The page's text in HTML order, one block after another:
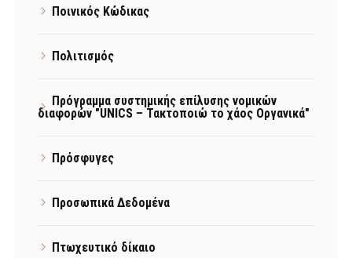
Ποινικός Κώδικας
Πολιτισμός
Πρόγραμμα συστημικής επίλυσης νομικών
διαφορών "UNICS – Τακτοποιώ το χάος Οργανικά"
Πρόσφυγες
Προσωπικά Δεδομένα
Πτωχευτικό δίκαιο